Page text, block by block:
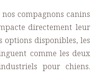
compagnons canins
directement leur
options disponibles, les
comme les deux
pour chiens.